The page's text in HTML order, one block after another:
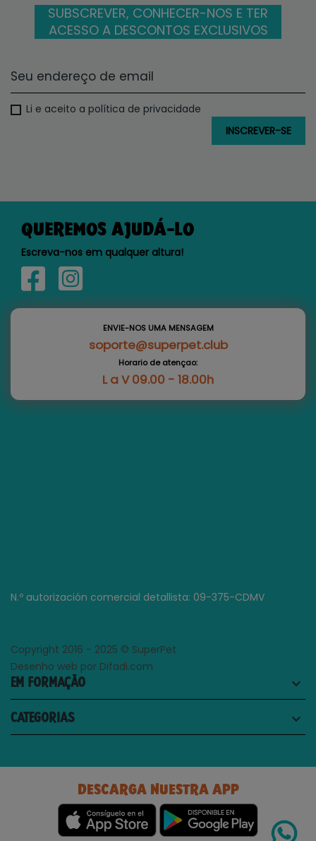
SUBSCREVER, CONHECER-NOS E TER
ACESSO A DESCONTOS EXCLUSIVOS
Li e aceito a política de privacidade
QUEREMOS AJUDÁ-LO
Escreva-nos em qualquer altura!
ENVIE-NOS UMA MENSAGEM
soporte@superpet.club
Horario de atençao:
L a V 09.00 - 18.00h
N.º autorización comercial detallista: 09-375-CDMV
Copyright 2016 - 2025 © SuperPet
Desenho web por Difadi.com
EM FORMAÇÃO keyboard_arrow_down
CATEGORIAS keyboard_arrow_down
DESCARGA NUESTRA APP